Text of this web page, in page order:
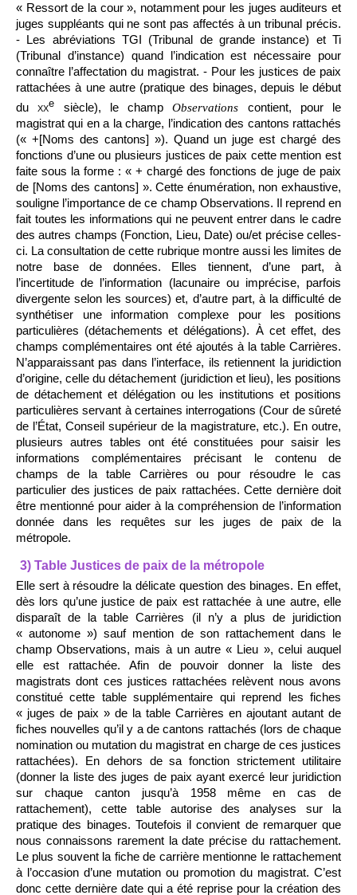
« Ressort de la cour », notamment pour les juges auditeurs et
juges suppléants qui ne sont pas affectés à un tribunal précis.
- Les abréviations TGI (Tribunal de grande instance) et Ti
(Tribunal d’instance) quand l’indication est nécessaire pour
connaître l’affectation du magistrat. - Pour les justices de paix
rattachées à une autre (pratique des binages, depuis le début
duxxe siècle), le champObservations contient, pour le
magistrat qui en a la charge, l’indication des cantons rattachés
(« +[Noms des cantons] »). Quand un juge est chargé des
fonctions d’une ou plusieurs justices de paix cette mention est
faite sous la forme : « + chargé des fonctions de juge de paix
de [Noms des cantons] ». Cette énumération, non exhaustive,
souligne l’importance de ce champ Observations. Il reprend en
fait toutes les informations qui ne peuvent entrer dans le cadre
des autres champs (Fonction, Lieu, Date) ou/et précise celles-
ci. La consultation de cette rubrique montre aussi les limites de
notre base de données. Elles tiennent, d’une part, à
l’incertitude de l’information (lacunaire ou imprécise, parfois
divergente selon les sources) et, d’autre part, à la difficulté de
synthétiser une information complexe pour les positions
particulières (détachements et délégations). À cet effet, des
champs complémentaires ont été ajoutés à la table Carrières.
N’apparaissant pas dans l’interface, ils retiennent la juridiction
d’origine, celle du détachement (juridiction et lieu), les positions
de détachement et délégation ou les institutions et positions
particulières servant à certaines interrogations (Cour de sûreté
de l’État, Conseil supérieur de la magistrature, etc.). En outre,
plusieurs autres tables ont été constituées pour saisir les
informations complémentaires précisant le contenu de
champs de la table Carrières ou pour résoudre le cas
particulier des justices de paix rattachées. Cette dernière doit
être mentionné pour aider à la compréhension de l’information
donnée dans les requêtes sur les juges de paix de la
métropole.
3) Table Justices de paix de la métropole
Elle sert à résoudre la délicate question des binages. En effet,
dès lors qu’une justice de paix est rattachée à une autre, elle
disparaît de la table Carrières (il n’y a plus de juridiction
« autonome ») sauf mention de son rattachement dans le
champ Observations, mais à un autre « Lieu », celui auquel
elle est rattachée. Afin de pouvoir donner la liste des
magistrats dont ces justices rattachées relèvent nous avons
constitué cette table supplémentaire qui reprend les fiches
« juges de paix » de la table Carrières en ajoutant autant de
fiches nouvelles qu’il y a de cantons rattachés (lors de chaque
nomination ou mutation du magistrat en charge de ces justices
rattachées). En dehors de sa fonction strictement utilitaire
(donner la liste des juges de paix ayant exercé leur juridiction
sur chaque canton jusqu’à 1958 même en cas de
rattachement), cette table autorise des analyses sur la
pratique des binages. Toutefois il convient de remarquer que
nous connaissons rarement la date précise du rattachement.
Le plus souvent la fiche de carrière mentionne le rattachement
à l’occasion d’une mutation ou promotion du magistrat. C’est
donc cette dernière date qui a été reprise pour la création des